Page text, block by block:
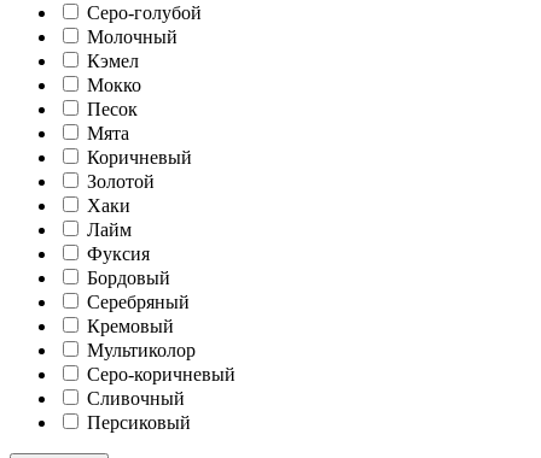
Серо-голубой
Молочный
Кэмел
Мокко
Песок
Мята
Коричневый
Золотой
Хаки
Лайм
Фуксия
Бордовый
Серебряный
Кремовый
Мультиколор
Серо-коричневый
Сливочный
Персиковый